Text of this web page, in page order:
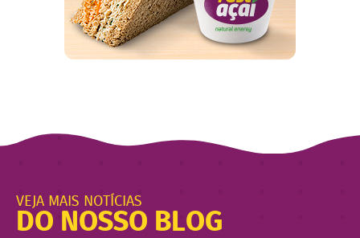
VEJA MAIS NOTÍCIAS
DO NOSSO BLOG